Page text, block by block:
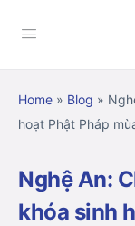
Home » Blog »
hoạt Phật Pháp
Nghệ An:
khóa sinh